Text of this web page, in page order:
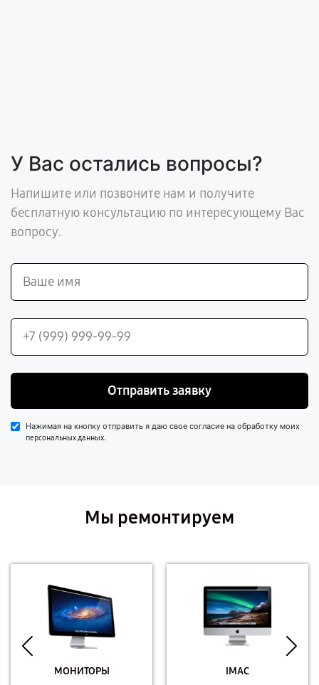
У Вас остались вопросы?
Напишите или позвоните нам и получите
бесплатную консультацию по интересующему Вас
вопросу.
Отправить заявку
Нажимая на кнопку отправить я даю свое согласие на обработку моих
персональных данных.
Мы ремонтируем
МОНИТОРЫ IMAC